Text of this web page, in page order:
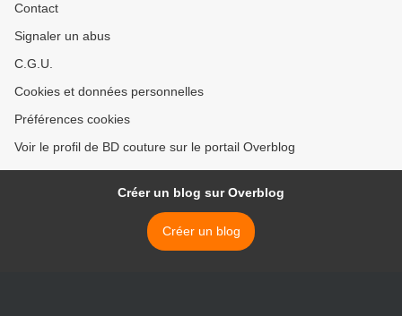
Contact
Signaler un abus
C.G.U.
Cookies et données personnelles
Préférences cookies
Voir le profil de BD couture sur le portail Overblog
Créer un blog sur Overblog
Créer un blog